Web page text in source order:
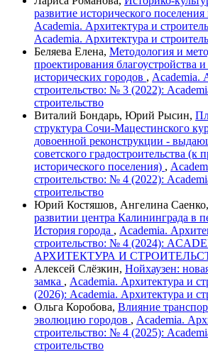
развитие исторического
Academia. Архитектура и
Academia. Архитектура и
Беляева Елена, Методология и
проектирования благоустройства
исторических городов , Academia.
строительство: № 3 (2022):
строительство
Виталий Бондарь, Юрий Рысин,
структура Сочи-Мацестинского
довоенной реконструкции -
советского градостроительства (к
исторического поселения) ,
строительство: № 4 (2022):
строительство
Юрий Костяшов, Ангелина Саенко,
развитии центра Калининграда в
История города , Academia.
строительство: № 4 (2024):
АРХИТЕКТУРА И
Алексей Слёзкин, Нойхаузен:
замка , Academia. Архитектура и
(2026): Academia. Архитектура и
Ольга Коробова, Влияние
эволюцию городов , Academia.
строительство: № 4 (2025):
строительство